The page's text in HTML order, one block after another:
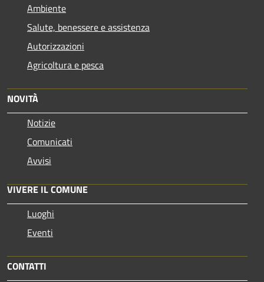
Ambiente
Salute, benessere e assistenza
Autorizzazioni
Agricoltura e pesca
NOVITÀ
Notizie
Comunicati
Avvisi
VIVERE IL COMUNE
Luoghi
Eventi
CONTATTI